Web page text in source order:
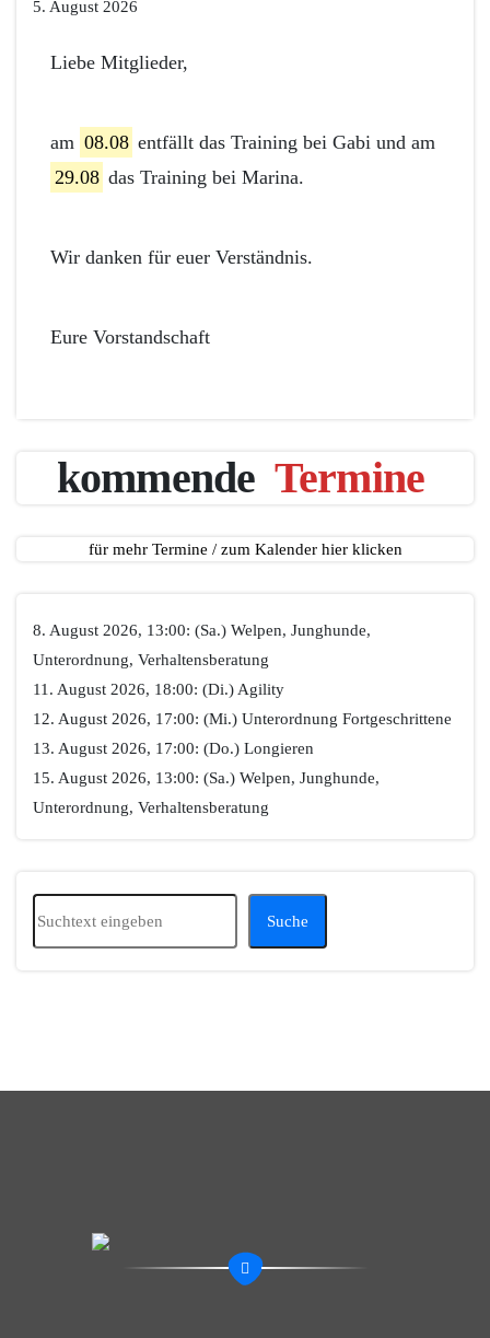
5. August 2026
Liebe Mitglieder,
am 08.08 entfällt das Training bei Gabi und am
29.08 das Training bei Marina.
Wir danken für euer Verständnis.
Eure Vorstandschaft
kommende Termine
für mehr Termine / zum Kalender hier klicken
8. August 2026, 13:00: (Sa.) Welpen, Junghunde,
Unterordnung, Verhaltensberatung
11. August 2026, 18:00: (Di.) Agility
12. August 2026, 17:00: (Mi.) Unterordnung Fortgeschrittene
13. August 2026, 17:00: (Do.) Longieren
15. August 2026, 13:00: (Sa.) Welpen, Junghunde,
Unterordnung, Verhaltensberatung
Suchen
Suche